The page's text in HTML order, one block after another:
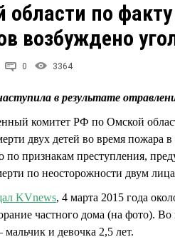
области по
возбуждено
0 3364
в результате
комитет РФ по Омской
двух детей во время пожара
по признакам преступления,
по неосторожности двум
KVnews, 4 марта 2015 года
частного дома (на фото).
и девочка 2,5 лет.